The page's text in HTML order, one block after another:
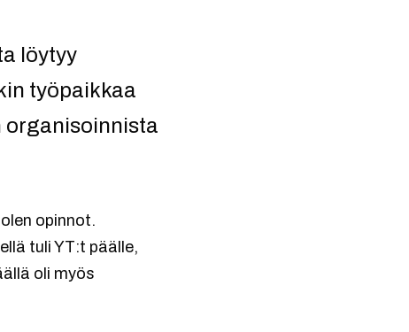
löytyy
työpaikkaa
organisoinnista
opinnot.
tuli YT:t päälle,
oli myös